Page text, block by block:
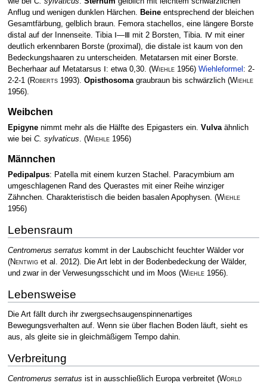
Anflug und wenigen dunklen Härchen.
Beineentsprechend der bleichen
Gesamtfärbung, gelblich braun. Femora stachellos, eine längere Borste
distal auf der Innenseite. Tibia Ⅰ—Ⅲ mit 2 Borsten, Tibia. Ⅳ mit einer
deutlich erkennbaren Borste (proximal), die distale ist kaum von den
Bedeckungshaaren zu unterscheiden. Metatarsen mit einer Borste.
Becherhaar auf Metatarsus Ⅰ: etwa 0,30. (Wiehle1956) Wiehleformel : 2-
2-2-1 (Roberts1993). Opisthosomagraubraun bis schwärzlich (Wiehle
1956).
Weibchen
Epigynenimmt mehr als die Hälfte des Epigasters ein. Vulvaähnlich
wie bei C. sylvaticus. (Wiehle1956)
Männchen
Pedipalpus: Patella mit einem kurzen Stachel. Paracymbium am
umgeschlagenen Rand des Querastes mit einer Reihe winziger
Zähnchen. Charakteristisch die beiden basalen Apophysen. (Wiehle
1956)
Lebensraum
Centromerus serratus kommt in der Laubschicht feuchter Wälder vor
(Nentwiget al. 2012). Die Art lebt in der Bodenbedeckung der Wälder,
und zwar in der Verwesungsschicht und im Moos (Wiehle1956).
Lebensweise
Die Art fällt durch ihr zwergsechsaugenspinnenartiges
Bewegungsverhalten auf. Wenn sie über flachen Boden läuft, sieht es
aus, als gleite sie in gleichmäßigem Tempo dahin.
Verbreitung
Centromerus serratus ist in ausschließlich Europa verbreitet (World